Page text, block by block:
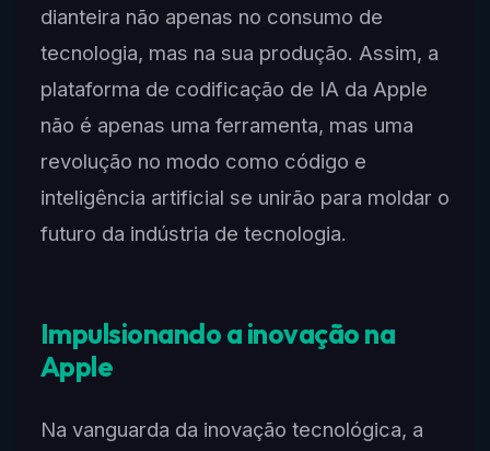
dianteira não apenas no consumo de
tecnologia, mas na sua produção. Assim, a
plataforma de codificação de IA da Apple
não é apenas uma ferramenta, mas uma
revolução no modo como código e
inteligência artificial se unirão para moldar o
futuro da indústria de tecnologia.
Impulsionando a inovação na
Apple
Na vanguarda da inovação tecnológica, a